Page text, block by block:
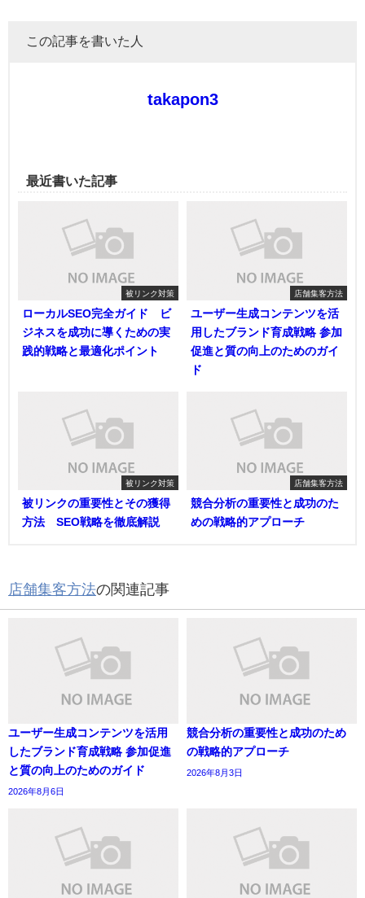
この記事を書いた人
takapon3
最近書いた記事
被リンク対策
ローカルSEO完全ガイド ビ
ジネスを成功に導くための実
践的戦略と最適化ポイント
店舗集客方法
ユーザー生成コンテンツを活
用したブランド育成戦略 参加
促進と質の向上のためのガイ
ド
被リンク対策
被リンクの重要性とその獲得
方法 SEO戦略を徹底解説
店舗集客方法
競合分析の重要性と成功のた
めの戦略的アプローチ
店舗集客方法の関連記事
ユーザー生成コンテンツを活用
したブランド育成戦略 参加促進
と質の向上のためのガイド
2026年8月6日
競合分析の重要性と成功のため
の戦略的アプローチ
2026年8月3日